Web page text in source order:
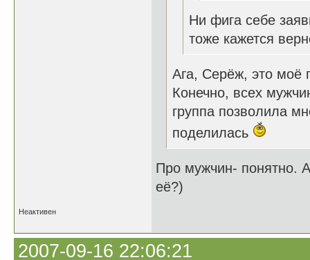
Ни фига себе
тоже кажется
Ага, Серёж, это моё
Конечно, всех
группа позволила
поделилась
Про мужчин- понятно.
её?)
Неактивен
2007-09-16 22:06:21